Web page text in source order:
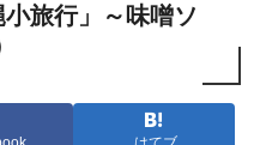
旅行」～味噌ソ